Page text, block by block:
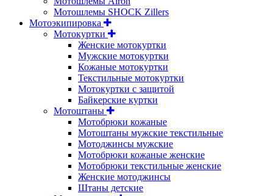
Мотошлемы SHOCK Zillers
Мотоэкипировка
Мотокуртки
Женские мотокуртки
Мужские мотокуртки
Кожаные мотокуртки
Текстильные мотокуртки
Мотокуртки с защитой
Байкерские куртки
Мотоштаны
Мотобрюки кожаные
Мотоштаны мужские текстильные
Мотоджинсы мужские
Мотобрюки кожаные женские
Мотобрюки текстильные женские
Женские мотоджинсы
Штаны детские